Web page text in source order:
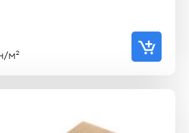
м²